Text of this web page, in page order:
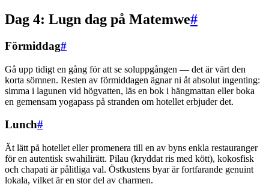
Dag 4: Lugn dag på Matemwe#
Förmiddag#
Gå upp tidigt en gång för att se soluppgången — det är värt den
korta sömnen. Resten av förmiddagen ägnar ni åt absolut ingenting:
simma i lagunen vid högvatten, läs en bok i hängmattan eller boka
en gemensam yogapass på stranden om hotellet erbjuder det.
Lunch#
Ät lätt på hotellet eller promenera till en av byns enkla restauranger
för en autentisk swahilirätt. Pilau (kryddat ris med kött), kokosfisk
och chapati är pålitliga val. Östkustens byar är fortfarande genuint
lokala, vilket är en stor del av charmen.